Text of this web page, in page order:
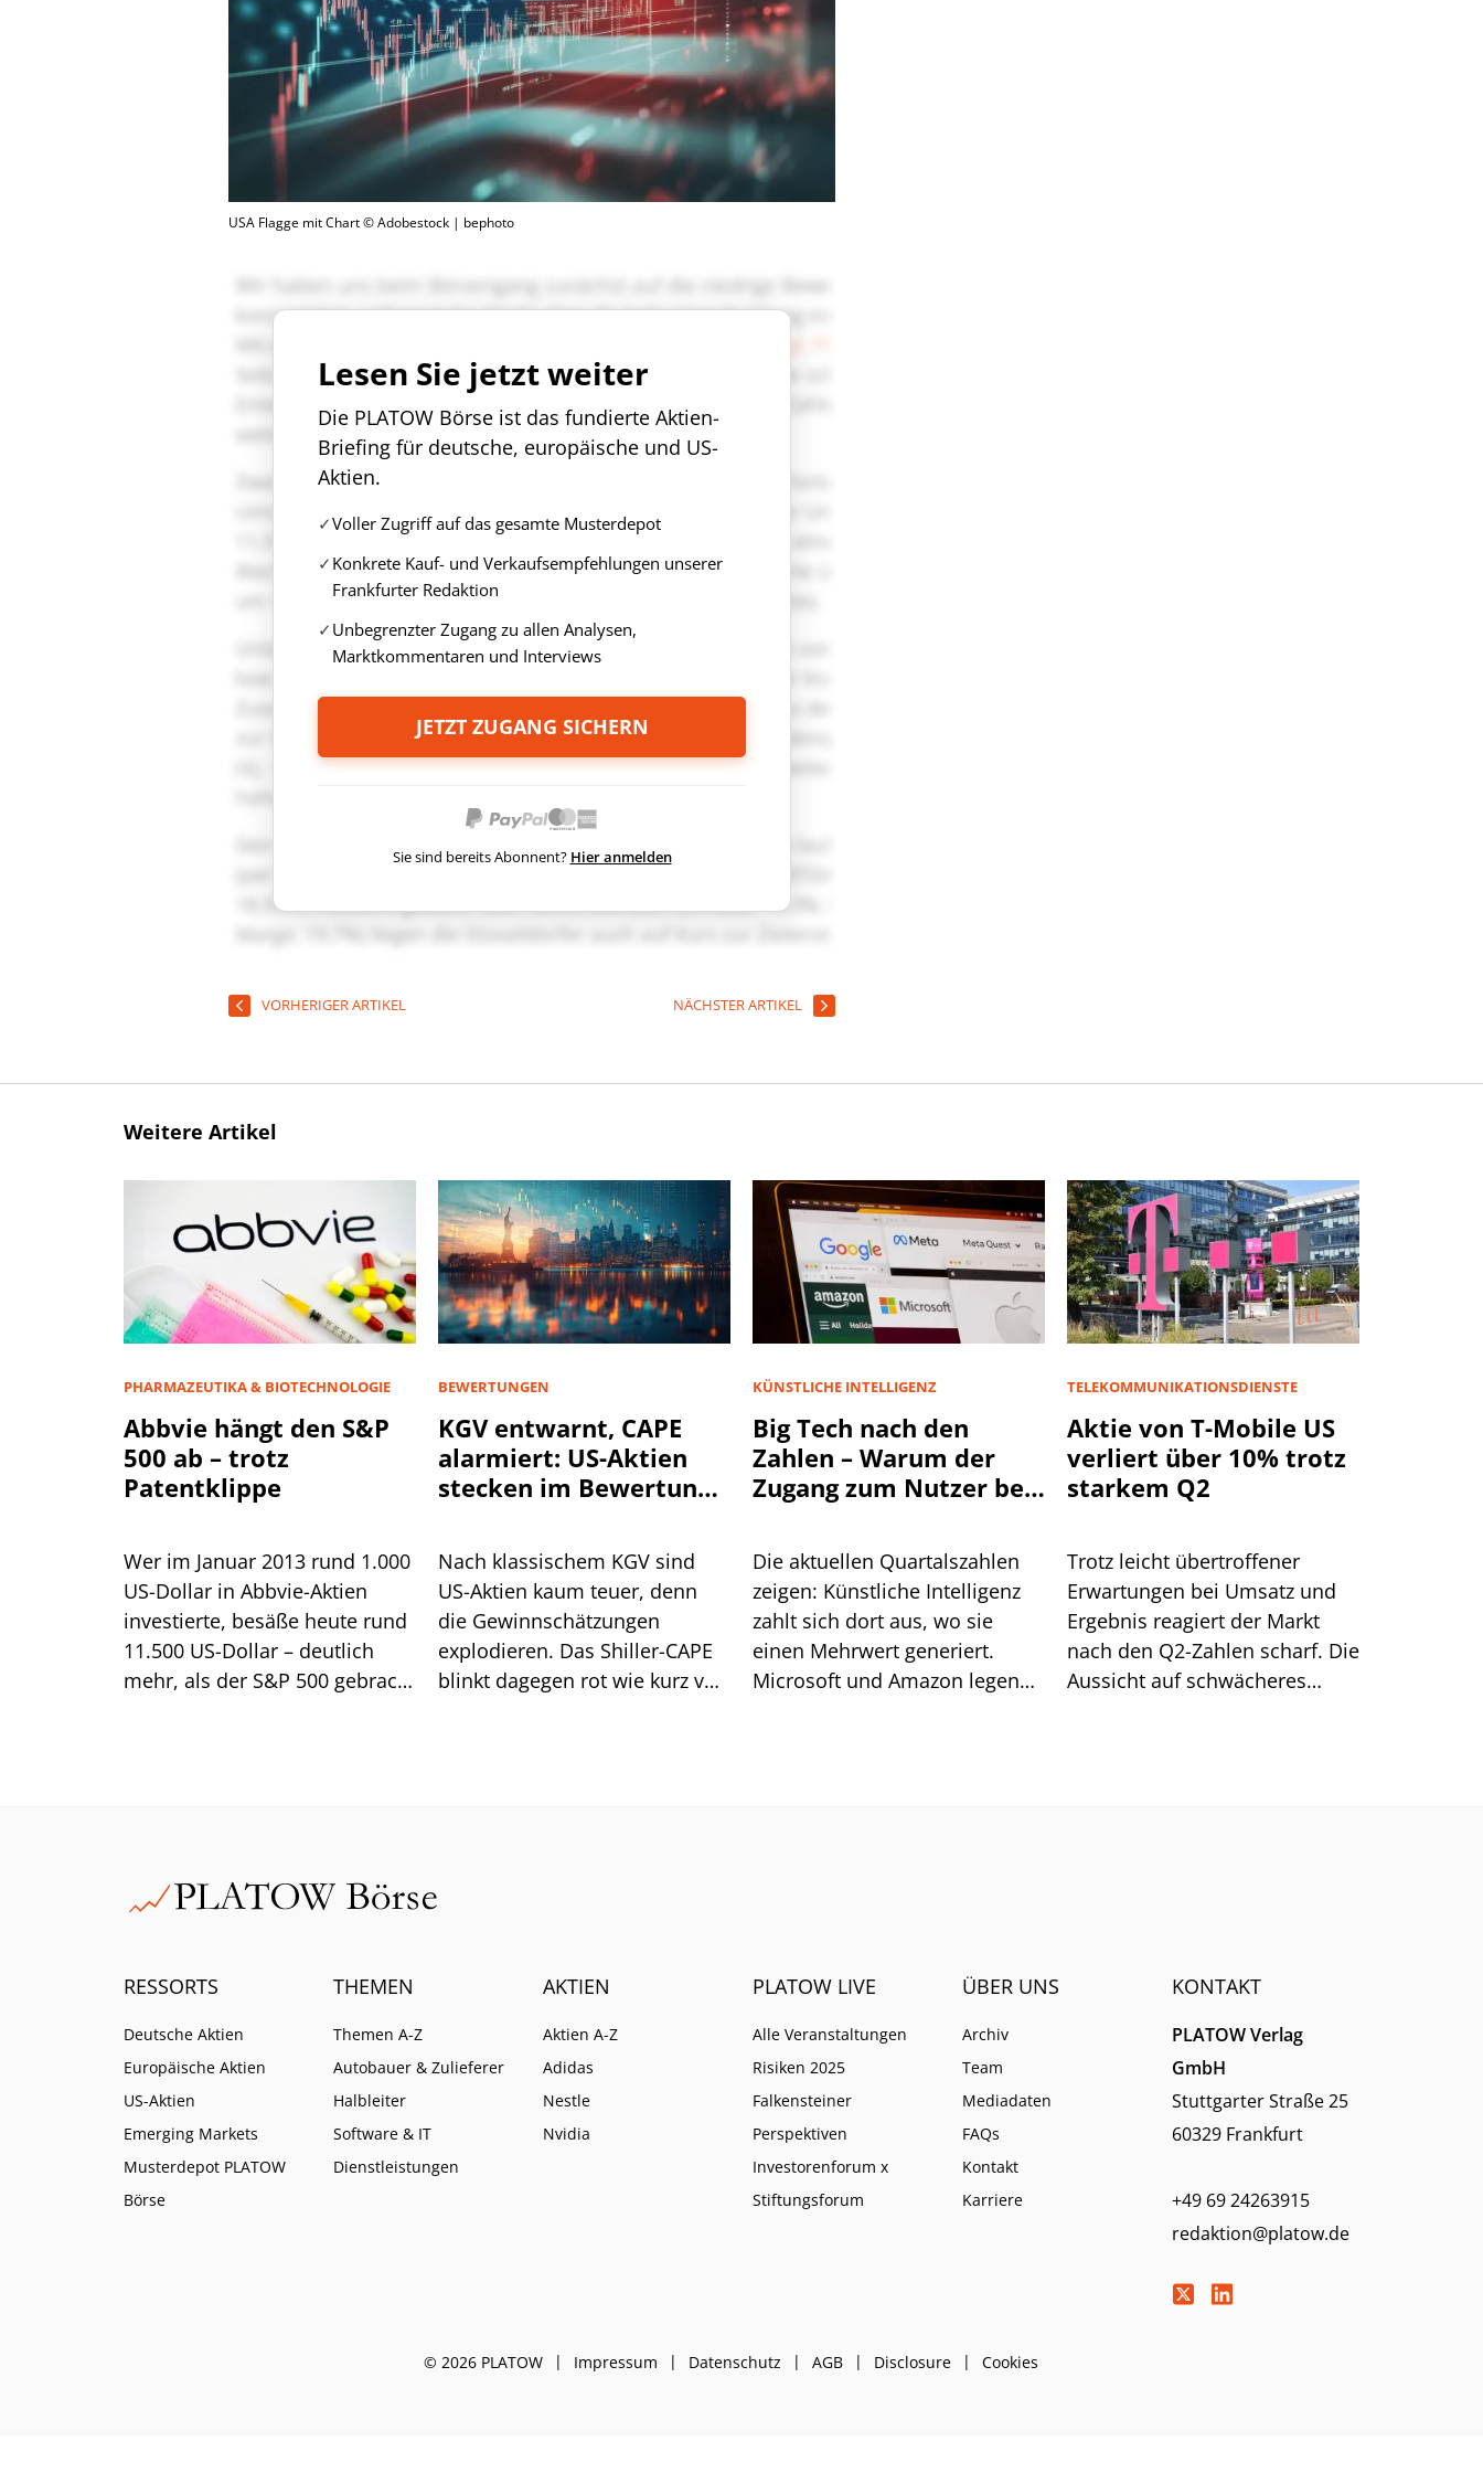
USA Flagge mit Chart © Adobestock | bephoto
Lesen Sie jetzt weiter
Die PLATOW Börse ist das fundierte Aktien-
Briefing für deutsche, europäische und US-
Aktien.
Voller Zugriff auf das gesamte Musterdepot
Konkrete Kauf- und Verkaufsempfehlungen unserer
Frankfurter Redaktion
Unbegrenzter Zugang zu allen Analysen,
Marktkommentaren und Interviews
JETZT ZUGANG SICHERN
Sie sind bereits Abonnent? Hier anmelden
VORHERIGER ARTIKEL NÄCHSTER ARTIKEL
Weitere Artikel
PHARMAZEUTIKA & BIOTECHNOLOGIE
Abbvie hängt den S&P
500 ab – trotz
Patentklippe
Wer im Januar 2013 rund 1.000
US-Dollar in Abbvie-Aktien
investierte, besäße heute rund
11.500 US-Dollar – deutlich
mehr, als der S&P 500 gebracht
BEWERTUNGEN
KGV entwarnt, CAPE
alarmiert: US-Aktien
stecken im Bewertungs-
Nach klassischem KGV sind
US-Aktien kaum teuer, denn
die Gewinnschätzungen
explodieren. Das Shiller-CAPE
blinkt dagegen rot wie kurz vor
KÜNSTLICHE INTELLIGENZ
Big Tech nach den
Zahlen – Warum der
Zugang zum Nutzer bei
Die aktuellen Quartalszahlen
zeigen: Künstliche Intelligenz
zahlt sich dort aus, wo sie
einen Mehrwert generiert.
Microsoft und Amazon legen
TELEKOMMUNIKATIONSDIENSTE
Aktie von T-Mobile US
verliert über 10% trotz
starkem Q2
Trotz leicht übertroffener
Erwartungen bei Umsatz und
Ergebnis reagiert der Markt
nach den Q2-Zahlen scharf. Die
Aussicht auf schwächeres
RESSORTS
Deutsche Aktien
Europäische Aktien
US-Aktien
Emerging Markets
Musterdepot PLATOW
Börse
THEMEN
Themen A-Z
Autobauer & Zulieferer
Halbleiter
Software & IT
Dienstleistungen
AKTIEN
Aktien A-Z
Adidas
Nestle
Nvidia
PLATOW LIVE
Alle Veranstaltungen
Risiken 2025
Falkensteiner
Perspektiven
Investorenforum x
Stiftungsforum
ÜBER UNS
Archiv
Team
Mediadaten
FAQs
Kontakt
Karriere
KONTAKT
PLATOW Verlag
GmbH
Stuttgarter Straße 25
60329 Frankfurt
+49 69 24263915
redaktion@platow.de
© 2026 PLATOW Impressum Datenschutz AGB Disclosure Cookies